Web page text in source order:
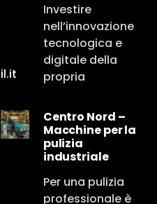
Investire
nell’innovazione
tecnologica e
digitale della
propria
Centro Nord –
Macchine per la
pulizia
industriale
Per una pulizia
professionale è